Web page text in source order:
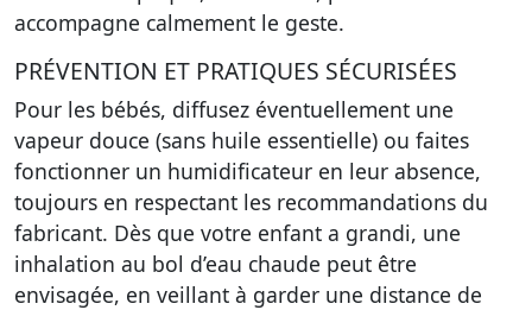
accompagne calmement le geste.
PRÉVENTION ET PRATIQUES SÉCURISÉES
Pour les bébés, diffusez éventuellement une
vapeur douce (sans huile essentielle) ou faites
fonctionner un humidificateur en leur absence,
toujours en respectant les recommandations du
fabricant. Dès que votre enfant a grandi, une
inhalation au bol d’eau chaude peut être
envisagée, en veillant à garder une distance de